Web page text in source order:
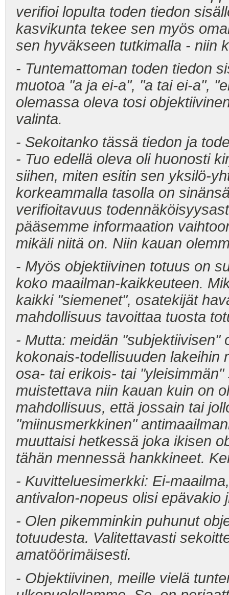
verifioi lopulta toden tiedon
kasvikunta tekee sen myös
sen hyväkseen tutkimalla - niin
- Tuntemattoman toden tiedon
muotoa "a ja ei-a", "a tai ei-a",
olemassa oleva tosi
valinta.
- Sekoitanko tässä tiedon ja
- Tuo edellä oleva oli huonosti
siihen, miten esitin sen yksilö-
korkeammalla tasolla on
verifioitavuus
pääsemme informaation
mikäli niitä on. Niin kauan
- Myös objektiivinen totuus on
koko maailman-kaikkeuteen.
kaikki "siemenet", osatekijät
mahdollisuus tavoittaa tuosta
- Mutta: meidän "subjektiivisen"
kokonais-todellisuuden lakeihin
osa- tai erikois- tai
muistettava niin kauan kuin on
mahdollisuus, että jossain tai
"miinusmerkkinen"
muuttaisi hetkessä joka ikisen
tähän mennessä hankkineet.
- Kuvitteluesimerkki: Ei-
antivalon-nopeus olisi epävakio
- Olen pikemminkin puhunut
totuudesta. Valitettavasti
amatöörimäisesti.
- Objektiivinen, meille vielä